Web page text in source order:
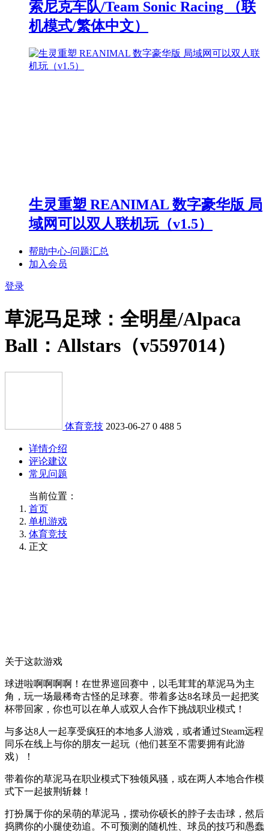
索尼克车队/Team Sonic Racing （联
机模式/繁体中文）
生灵重塑 REANIMAL 数字豪华版 局
域网可以双人联机玩（v1.5）
帮助中心-问题汇总
加入会员
登录
草泥马足球：全明星/Alpaca
Ball：Allstars（v5597014）
体育竞技 2023-06-27 0 488 5
详情介绍
评论建议
常见问题
当前位置：
首页
单机游戏
体育竞技
正文
关于这款游戏
球进啦啊啊啊啊！在世界巡回赛中，以毛茸茸的草泥马为主
角，玩一场最稀奇古怪的足球赛。带着多达8名球员一起把奖
杯带回家，你也可以在单人或双人合作下挑战职业模式！
与多达8人一起享受疯狂的本地多人游戏，或者通过Steam远程
同乐在线上与你的朋友一起玩（他们甚至不需要拥有此游
戏）！
带着你的草泥马在职业模式下独领风骚，或在两人本地合作模
式下一起披荆斩棘！
打扮属于你的呆萌的草泥马，摆动你硕长的脖子去击球，然后
捣腾你的小腿使劲追。不可预测的随机性、球员的技巧和愚蠢